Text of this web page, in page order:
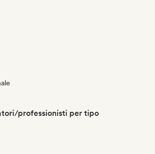
professionisti per tipo